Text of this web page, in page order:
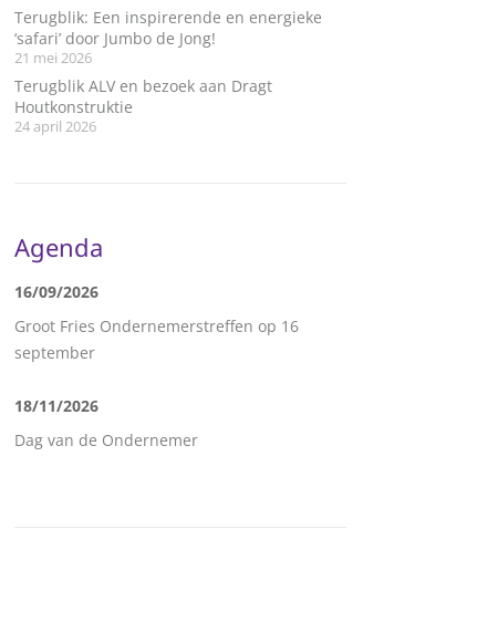
Terugblik: Een inspirerende en energieke
‘safari’ door Jumbo de Jong!
21 mei 2026
Terugblik ALV en bezoek aan Dragt
Houtkonstruktie
24 april 2026
Agenda
16/09/2026
Groot Fries Ondernemerstreffen op 16
september
18/11/2026
Dag van de Ondernemer